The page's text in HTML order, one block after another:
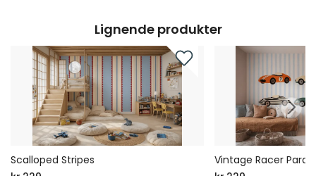
Lignende produkter
Scalloped Stripes
Vintage Racer